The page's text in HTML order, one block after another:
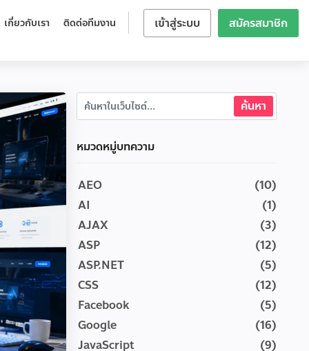
เข้าสู่ระบบ สมัครสมาชิก
เกี่ยวกับเรา ติดต่อทีมงาน
หมวดหมู่บทความ
AEO
(10)
AI
(1)
AJAX
(3)
ASP
(12)
ASP.NET
(5)
CSS
(12)
Facebook
(5)
Google
(16)
JavaScript
(9)